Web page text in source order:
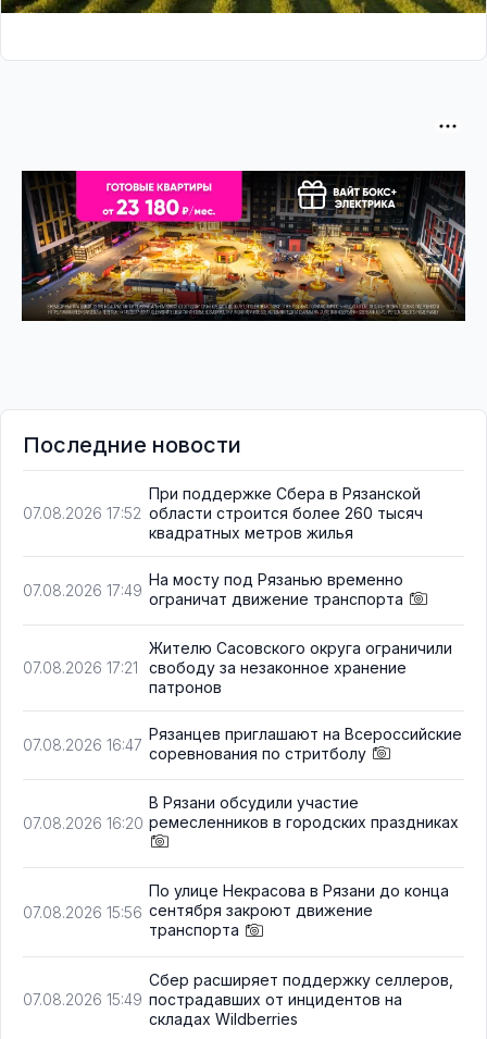
Последние новости
07.08.2026 17:52
При поддержке Сбера в Рязанской
области строится более 260 тысяч
квадратных метров жилья
07.08.2026 17:49
На мосту под Рязанью временно
ограничат движение транспорта
07.08.2026 17:21
Жителю Сасовского округа ограничили
свободу за незаконное хранение
патронов
07.08.2026 16:47
Рязанцев приглашают на Всероссийские
соревнования по стритболу
07.08.2026 16:20
В Рязани обсудили участие
ремесленников в городских праздниках
07.08.2026 15:56
По улице Некрасова в Рязани до конца
сентября закроют движение
транспорта
07.08.2026 15:49
Сбер расширяет поддержку селлеров,
пострадавших от инцидентов на
складах Wildberries